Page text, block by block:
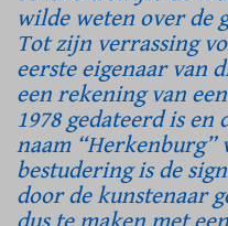
wilde weten over de
Tot zijn verrassing
eerste eigenaar van
een rekening van
1978 gedateerd is en
naam “Herkenburg”
bestudering is de
door de kunstenaar